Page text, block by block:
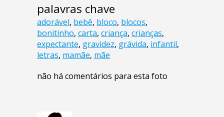
palavras chave
adorável, bebê, bloco, blocos,
bonitinho, carta, criança, crianças,
expectante, gravidez, grávida, infantil,
letras, mamãe, mãe
não há comentários para esta foto